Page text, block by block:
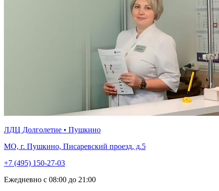
ЛДЦ Долголетие • Пушкино
МО, г. Пушкино, Писаревский проезд, д.5
+7 (495) 150-27-03
Ежедневно с 08:00 до 21:00